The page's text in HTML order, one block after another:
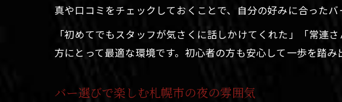
真や口コミをチェックしておくことで、自分の好みに合ったバ
「初めてでもスタッフが気さくに話しかけてくれた」「常連
方にとって最適な環境です。初心者の方も安心して一歩を踏み
バー選びで楽しむ札幌市の夜の雰囲気